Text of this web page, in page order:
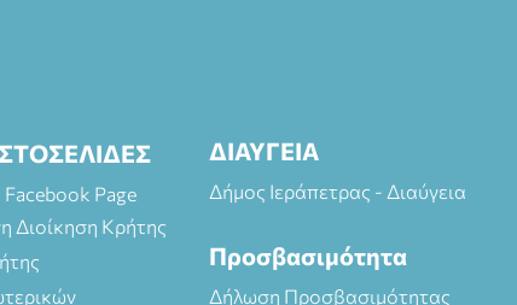
Page
Διοίκηση Κρήτης
ΔΙΑΥΓΕΙΑ
Δήμος Ιεράπετρας - Διαύγεια
Προσβασιμότητα
Δήλωση Προσβασιμότητας